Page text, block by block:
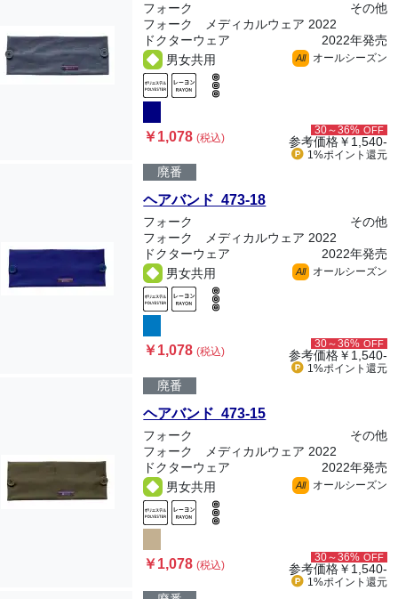
フォーク
その他
フォーク メディカルウェア 2022
ドクターウェア
2022年発売
男女共用
All オールシーズン
￥1,078(税込)
30～36% OFF
参考価格￥1,540-
1%ポイント 還元
廃番
ヘアバンド 473-18
フォーク
その他
フォーク メディカルウェア 2022
ドクターウェア
2022年発売
男女共用
All オールシーズン
￥1,078(税込)
30～36% OFF
参考価格￥1,540-
1%ポイント 還元
廃番
ヘアバンド 473-15
フォーク
その他
フォーク メディカルウェア 2022
ドクターウェア
2022年発売
男女共用
All オールシーズン
￥1,078(税込)
30～36% OFF
参考価格￥1,540-
1%ポイント 還元